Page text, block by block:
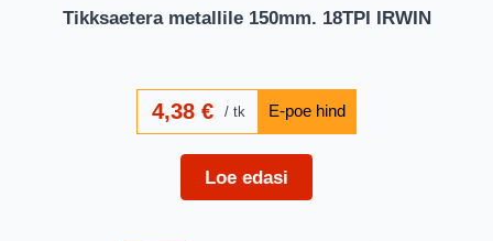
Tikksaetera metallile 150mm. 18TPI IRWIN
4,38€ tk
Loe edasi